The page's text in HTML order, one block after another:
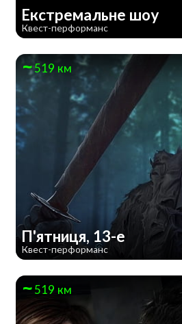
Екстремальне шоу
Квест-перформанс
519 км
П'ятниця, 13-е
Квест-перформанс
519 км